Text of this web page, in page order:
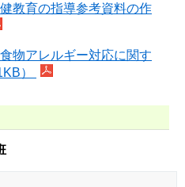
教育の指導参考資料の作
物アレルギー対応に関す
）